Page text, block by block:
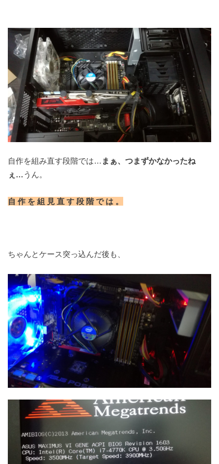
自作を組み直す段階では… まぁ、つまずかなかったね
ぇ… うん。
自 作 を 組 見 直 す 段 階 で は 。
ちゃんとケース突っ込んだ後も、